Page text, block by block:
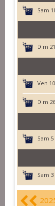
Sam
Dim
Ven
Dim
Sam 5
Sam 3